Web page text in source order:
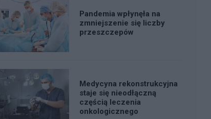
Pandemia wpłynęła na
zmniejszenie się liczby
przeszczepów
Medycyna rekonstrukcyjna
staje się nieodłączną
częścią leczenia
onkologicznego